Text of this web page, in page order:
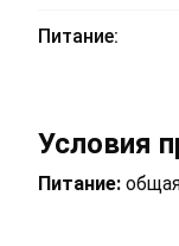
Питание:
Условия
Питание: